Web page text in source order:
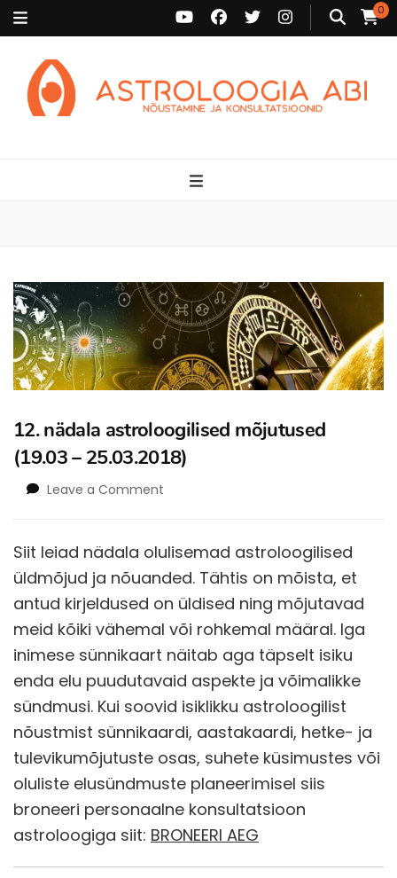
0
12. nädala astroloogilised mõjutused
(19.03 – 25.03.2018)
Leave a Comment
astroloogilised
mõjutused
(19.03
–
Siit leiad nädala olulisemad astroloogilised
üldmõjud ja nõuanded. Tähtis on mõista, et
antud kirjeldused on üldised ning mõjutavad
meid kõiki vähemal või rohkemal määral. Iga
inimese sünnikaart näitab aga täpselt isiku
enda elu puudutavaid aspekte ja võimalikke
sündmusi. Kui soovid isiklikku astroloogilist
nõustmist sünnikaardi, aastakaardi, hetke- ja
tulevikumõjutuste osas, suhete küsimustes või
oluliste elusündmuste planeerimisel siis
broneeri personaalne konsultatsioon
astroloogiga siit: BRONEERI AEG